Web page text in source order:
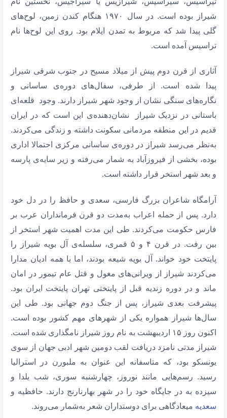
شیراز بوده است. در سال ۱۹۷۰ هنگام کندن زمین،‌ لوح‌های
گلی پیدا شد که مربوط به تمدن ایلام بود. روی این لوح‌ها نام
تراسیس آمده است.
آثاری از قرن دوم پیش از میلاد مسیح در جنوب شرقی شیراز
پیدا شده است. از طرفی، سفال‌های دوره‌ی ساسانی و
نگاره‌های سنگی نشان از وجود شهر شیراز دارند. وجود قلعه‌ای
باستانی در نزدیک شیراز نشان‌دهنده‌ی این است که در ایران
قدیم در این منطقه‌ مردمانی سکونت داشته و زندگی می‌کردند.
به‌نظر می‌رسد شیراز در دوره‌ی ساسانی مرکزی احتمالا اداری
بوده، بخشی از فیروز‌آباد به شمار می‌رفته و زیر سایه‌ی پارسه
و بعد شهر استخر قرار داشته است.
آرامگاه شاعران بزرگ فارسی، سعدی و حافظ را در دل خود
دارد. پس از حمله اعراب به‌مدت دو قرن فرمانداران عرب بر
فارس حکومت می‌کردند. طی این مدت اهمیت شهر استخر از
بین رفت. در قرن ۴ و ۵ قمری، سلسله‌ی آل بویه شیراز را
پایتخت خود خواند. آل بویه شیعه بودند، اما با همه‌ ادیان مدارا
می‌کردند شیراز از ویرانی‌های مغول و قتل عام تیمور در امان
ماند و در دوره زندیه قبل از پایتختی تهران پایتخت ایران بود.
پیشرفت بعدی شیراز، پس از جنگ دوم جهانی بود. طی این
سال‌ها شیراز همواره یکی از شهرهای مهم کشور بوده است.
اکنون روز ۱۵ اردیبهشت به نام روز شیراز نامگذاری شده است.
شیراز مدتی نامزد دریافت لقب دومین شهر ادبی جهان از سوی
یونسکو بود، که متاسفانه این عنوان به ملبورن در استرالیا
رسید. رسم‌هایی مانند نوروز، چهارشنبه سوری، شب یلدا و
سیزده به در جایگاه خود را در شهر بهارنارنج دارند. حافظیه و
سعدیه میعادگاهی برای دوستداران شعر به‌شمار می‌روند.